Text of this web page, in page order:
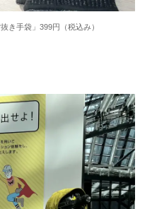
き手袋」399円（税込み）